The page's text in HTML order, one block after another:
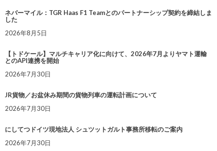
ネバーマイル：TGR Haas F1 Teamとのパートナーシップ契約を締結しま
した
2026年8月5日
【トドケール】マルチキャリア化に向けて、2026年7月よりヤマト運輸
とのAPI連携を開始
2026年7月30日
JR貨物／お盆休み期間の貨物列車の運転計画について
2026年7月30日
にしてつドイツ現地法人 シュツットガルト事務所移転のご案内
2026年7月30日